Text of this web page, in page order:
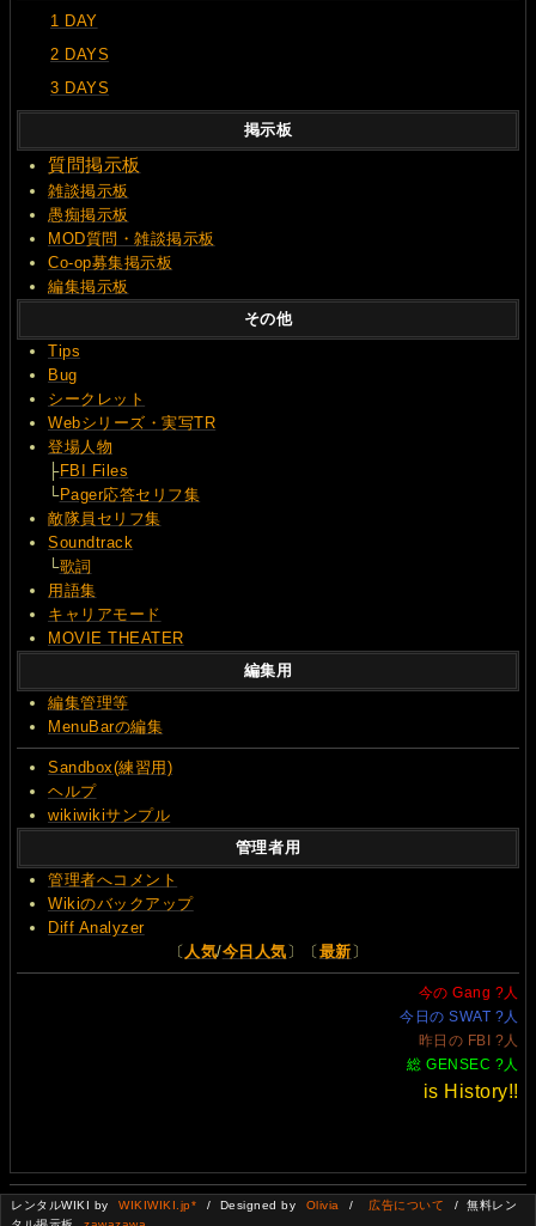
1 DAY
2 DAYS
3 DAYS
掲示板
質問掲示板
雑談掲示板
愚痴掲示板
MOD質問・雑談掲示板
Co-op募集掲示板
編集掲示板
その他
Tips
Bug
シークレット
Webシリーズ・実写TR
登場人物
├FBI Files
└Pager応答セリフ集
敵隊員セリフ集
Soundtrack
└歌詞
用語集
キャリアモード
MOVIE THEATER
編集用
編集管理等
MenuBarの編集
Sandbox(練習用)
ヘルプ
wikiwikiサンプル
管理者用
管理者へコメント
Wikiのバックアップ
Diff Analyzer
〔 人気/今日人気 〕〔 最新 〕
今の Gang ?人
今日の SWAT ?人
昨日の FBI ?人
総 GENSEC ?人
is History!!
レンタルWIKI by WIKIWIKI.jp* / Designed by Olivia / 広告について
/ 無料レン